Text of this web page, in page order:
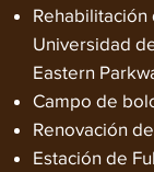
Rehabilitación
Universidad
Eastern
Campo de
Renovación
Estación de